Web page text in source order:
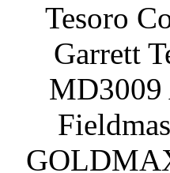
Tesoro
Garrett
MD3009